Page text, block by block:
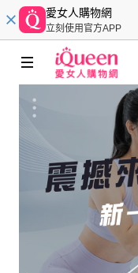
愛女人購物網
立刻使用官方APP